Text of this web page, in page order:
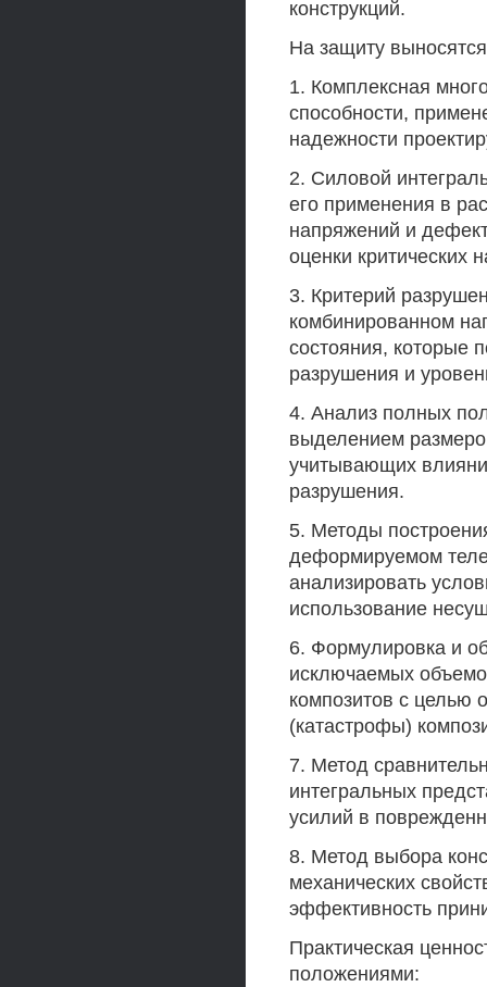
конструкций.
На защиту
1. Комплексная
способности,
надежности
2. Силовой
его применения в
напряжений и
оценки критических
3. Критерий
комбинированном
состояния, которые
разрушения и
4. Анализ полных
выделением
учитывающих
разрушения.
5. Методы
деформируемом
анализировать
использование
6. Формулировка и
исключаемых
композитов с целью
(катастрофы)
7. Метод
интегральных
усилий в
8. Метод выбора
механических
эффективность
Практическая
положениями: